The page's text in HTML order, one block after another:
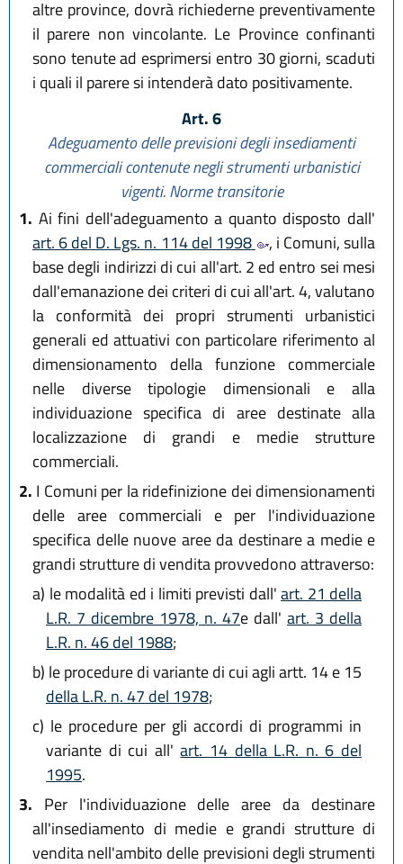
altre province, dovrà richiederne preventivamente
il parere non vincolante. Le Province confinanti
sono tenute ad esprimersi entro 30 giorni, scaduti
i quali il parere si intenderà dato positivamente.
Art. 6
Adeguamento delle previsioni degli insediamenti
commercialicontenute negli strumenti urbanistici
vigenti. Norme transitorie
1. Ai fini dell'adeguamento a quanto disposto dall'
art. 6 del D. Lgs. n. 114 del 1998
, i Comuni, sulla
base degli indirizzi di cui all'art. 2 ed entro sei mesi
dall'emanazione dei criteri di cui all'art. 4, valutano
la conformità dei propri strumenti urbanistici
generali ed attuativi con particolare riferimento al
dimensionamento della funzione commerciale
nelle diverse tipologie dimensionali e alla
individuazione specifica di aree destinate alla
localizzazione di grandi e medie strutture
commerciali.
2. I Comuni per la ridefinizione dei dimensionamenti
delle aree commerciali e per l'individuazione
specifica delle nuove aree da destinare a medie e
grandi strutture di vendita provvedono attraverso:
a) le modalità ed i limiti previsti dall'art. 21 della
L.R. 7 dicembre 1978, n. 47e dall' art. 3 della
L.R. n. 46 del 1988;
b) le procedure di variante di cui agli artt. 14 e 15
della L.R. n. 47 del 1978;
c) le procedure per gli accordi di programmi in
variante di cui all'art. 14 della L.R. n. 6 del
1995.
3. Per l'individuazione delle aree da destinare
all'insediamento di medie e grandi strutture di
vendita nell'ambito delle previsioni degli strumenti